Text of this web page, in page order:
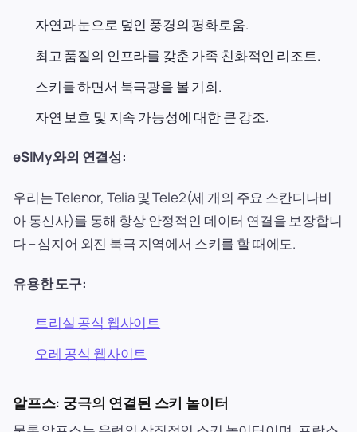
자연과 눈으로 덮인 풍경의 평화로움.
최고 품질의 인프라를 갖춘 가족 친화적인 리조트.
스키를 하면서 북극광을 볼 기회.
자연 보호 및 지속 가능성에 대한 큰 강조.
eSIMy와의 연결성:
우리는 Telenor, Telia 및 Tele2(세 개의 주요 스칸디나비
아 통신사)를 통해 항상 안정적인 데이터 연결을 보장합니
다 – 심지어 외진 북극 지역에서 스키를 할 때에도.
유용한 도구:
트리실 공식 웹사이트
오레 공식 웹사이트
알프스: 궁극의 연결된 스키 놀이터